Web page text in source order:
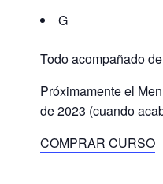
G
Todo acompañado
Próximamente el
de 2023 (cuando
COMPRAR CURSO